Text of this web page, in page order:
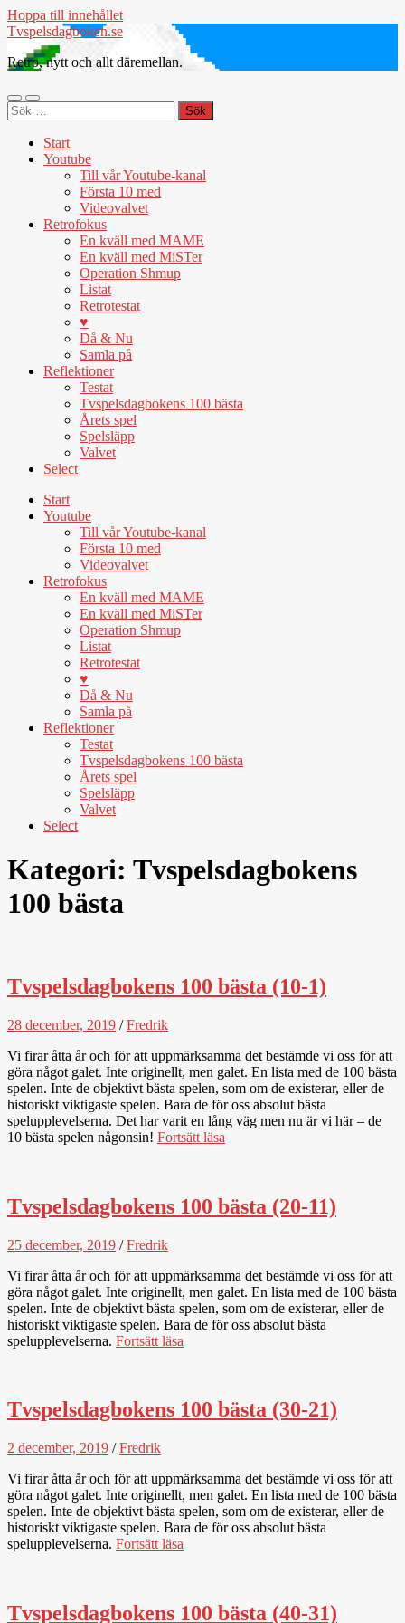
Hoppa till innehållet
Tvspelsdagboken.se
Retro, nytt och allt däremellan.
Slå
på/av
Slå
på/av
Sök
efter:
Start
Youtube
Till vår Youtube-kanal
Första 10 med
Videovalvet
Retrofokus
En kväll med MAME
En kväll med MiSTer
Operation Shmup
Listat
Retrotestat
♥
Då & Nu
Samla på
Reflektioner
Testat
Tvspelsdagbokens 100 bästa
Årets spel
Spelsläpp
Valvet
Select
Start
Youtube
Till vår Youtube-kanal
Första 10 med
Videovalvet
Retrofokus
En kväll med MAME
En kväll med MiSTer
Operation Shmup
Listat
Retrotestat
♥
Då & Nu
Samla på
Reflektioner
Testat
Tvspelsdagbokens 100 bästa
Årets spel
Spelsläpp
Valvet
Select
Kategori: Tvspelsdagbokens
100 bästa
Tvspelsdagbokens 100 bästa (10-1)
28 december, 2019 /Fredrik
Vi firar åtta år och för att uppmärksamma det bestämde vi oss för att
göra något galet. Inte originellt, men galet. En lista med de 100 bästa
spelen. Inte de objektivt bästa spelen, som om de existerar, eller de
historiskt viktigaste spelen. Bara de för oss absolut bästa
spelupplevelserna. Det har varit en lång väg men nu är vi här – de
10 bästa spelen någonsin! Fortsätt läsa
Tvspelsdagbokens 100 bästa (20-11)
25 december, 2019 /Fredrik
Vi firar åtta år och för att uppmärksamma det bestämde vi oss för att
göra något galet. Inte originellt, men galet. En lista med de 100 bästa
spelen. Inte de objektivt bästa spelen, som om de existerar, eller de
historiskt viktigaste spelen. Bara de för oss absolut bästa
spelupplevelserna. Fortsätt läsa
Tvspelsdagbokens 100 bästa (30-21)
2 december, 2019 /Fredrik
Vi firar åtta år och för att uppmärksamma det bestämde vi oss för att
göra något galet. Inte originellt, men galet. En lista med de 100 bästa
spelen. Inte de objektivt bästa spelen, som om de existerar, eller de
historiskt viktigaste spelen. Bara de för oss absolut bästa
spelupplevelserna. Fortsätt läsa
Tvspelsdagbokens 100 bästa (40-31)